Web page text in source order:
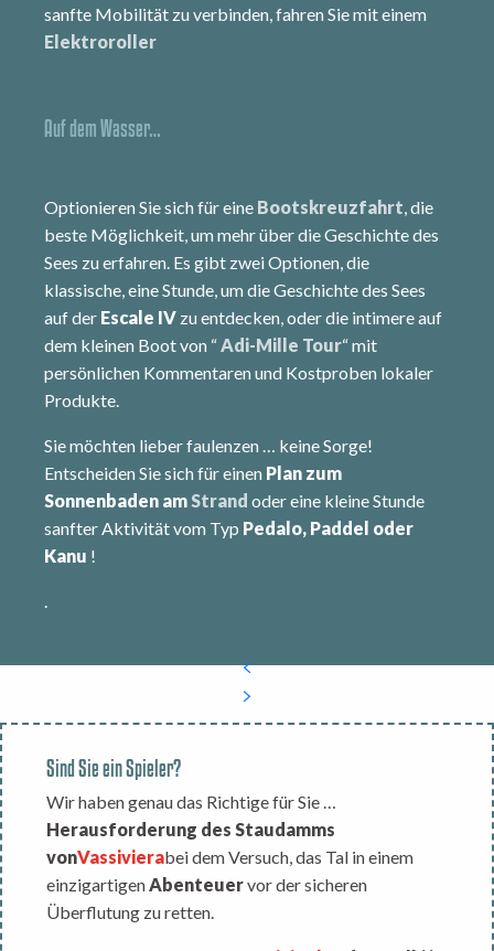
sanfte Mobilität zu verbinden, fahren Sie mit einem
Elektroroller
Auf dem Wasser…
Optionieren Sie sich für eine Bootskreuzfahrt, die
beste Möglichkeit, um mehr über die Geschichte des
Sees zu erfahren. Es gibt zwei Optionen, die
klassische, eine Stunde, um die Geschichte des Sees
auf der Escale IV zu entdecken, oder die intimere auf
dem kleinen Boot von “Adi-Mille Tour“ mit
persönlichen Kommentaren und Kostproben lokaler
Produkte.
Sie möchten lieber faulenzen … keine Sorge!
Entscheiden Sie sich für einen Plan zum
Sonnenbaden amStrand oder eine kleine Stunde
sanfter Aktivität vom Typ Pedalo, Paddel oder
Kanu !
.
Sind Sie ein Spieler?
Wir haben genau das Richtige für Sie …
Herausforderung des Staudamms
vonVassivierabei dem Versuch, das Tal in einem
einzigartigenAbenteuervor der sicheren
Überflutung zu retten.